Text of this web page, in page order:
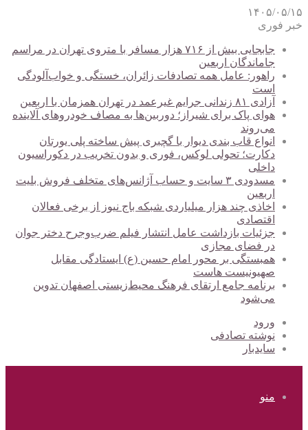
۱۴۰۵/۰۵/۱۵
خبر فوری
جابجایی بیش از ۷۱۶ هزار مسافر با متروی تهران در مراسم
جاماندگان اربعین
راهور: عامل همه تصادفات زائران، خستگی و خواب‌آلودگی
است
آزادی ۸۱ زندانی جرایم غیرعمد در تهران همزمان با اربعین
هوای پاک برای شیراز؛ دوربین‌ها به مصاف خودروهای آلاینده
می‌روند
انواع قاب بندی دیوار با گچبری پیش ساخته پلی یورتان
دکارت؛ تحولی لوکس، فوری و بدون تخریب در دکوراسیون
داخلی
مسدودی ۳ سایت و حساب آژانس‌های متخلف فروش بلیت
اربعین
اخاذی چند هزار میلیاردی شبکه باج نیوز از برخی فعالان
اقتصادی
جزئیات بازداشت عامل انتشار فیلم ضرب‌وجرح دختر جوان
در فضای مجازی
همبستگی بر محور امام حسین (ع) ایستادگی مقابل
صهیونیست هاست
برنامه جامع ارتقای فرهنگ محیط‌زیستی اصفهان تدوین
می‌شود
ورود
نوشته تصادفی
سایدبار
منو